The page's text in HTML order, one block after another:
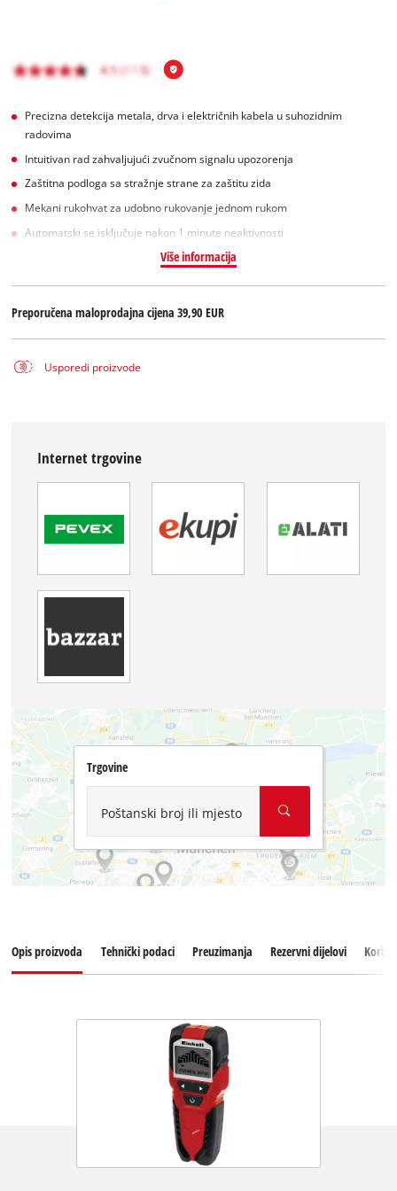
Precizna detekcija metala, drva i električnih kabela u suhozidnim
radovima
Intuitivan rad zahvaljujući zvučnom signalu upozorenja
Zaštitna podloga sa stražnje strane za zaštitu zida
Mekani rukohvat za udobno rukovanje jednom rukom
Automatski se isključuje nakon 1 minute neaktivnosti
Više informacija
Preporučena maloprodajna cijena39,90 EUR
Usporedi proizvode
Internet trgovine
Trgovine
Poštanski broj ili mjesto
Opis proizvoda Tehnički podaci Preuzimanja Rezervni dijelovi